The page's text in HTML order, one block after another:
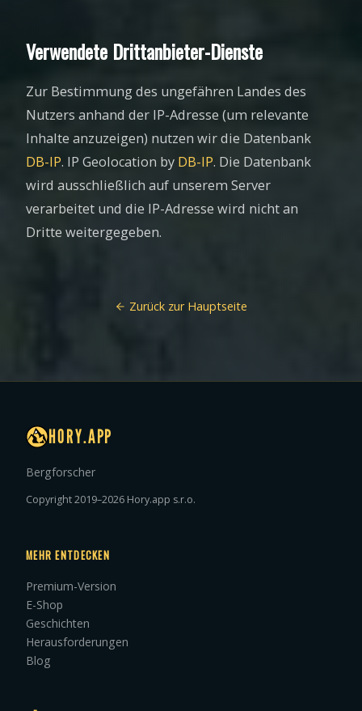
Verwendete Drittanbieter-Dienste
Zur Bestimmung des ungefähren Landes des
Nutzers anhand der IP-Adresse (um relevante
Inhalte anzuzeigen) nutzen wir die Datenbank
DB-IP. IP Geolocation by DB-IP. Die Datenbank
wird ausschließlich auf unserem Server
verarbeitet und die IP-Adresse wird nicht an
Dritte weitergegeben.
Zurück zur Hauptseite
HORY.APP
Bergforscher
Copyright 2019–2026 Hory.app s.r.o.
MEHR ENTDECKEN
Premium-Version
E-Shop
Geschichten
Herausforderungen
Blog